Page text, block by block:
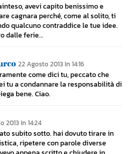
avevi capito benissimo e
cagnara perché, come al solito, ti
qualcuno contraddice le tue idee.
dalle ferie…
22 Agosto 2013 In 14:16
come dici tu, peccato che
tu a condannare la responsabilità di
bene. Ciao.
2013 In 14:24
subito sotto. hai dovuto tirare in
ripetere con parole diverse